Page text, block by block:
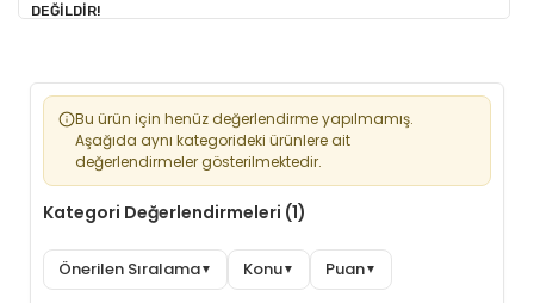
DEĞİLDİR!
Bu ürün için henüz değerlendirme yapılmamış.
Aşağıda aynı kategorideki ürünlere ait
değerlendirmeler gösterilmektedir.
Kategori Değerlendirmeleri (1)
Önerilen Sıralama▼ Konu▼ Puan▼